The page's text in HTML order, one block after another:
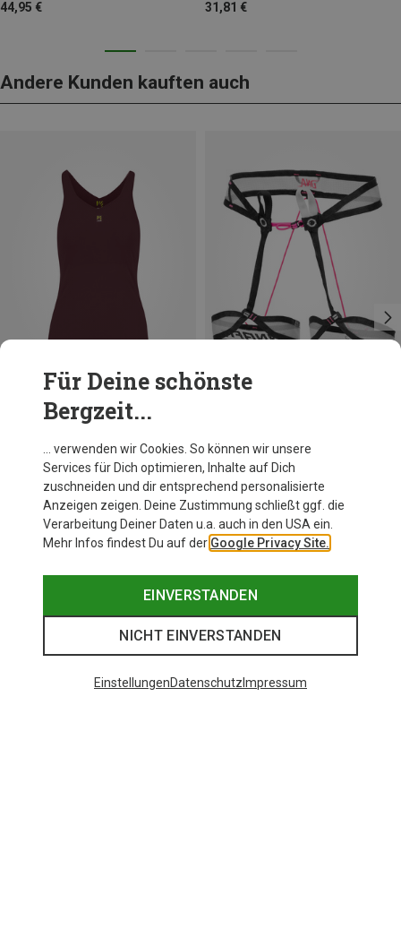
44,95 €
31,81 €
Andere Kunden kauften auch
Du sparst 31%
Für Deine schönste
Bergzeit...
… verwenden wir Cookies. So können wir unsere
Services für Dich optimieren, Inhalte auf Dich
zuschneiden und dir entsprechend personalisierte
Anzeigen zeigen. Deine Zustimmung schließt ggf. die
Verarbeitung Deiner Daten u.a. auch in den USA ein.
Mehr Infos findest Du auf der Google Privacy Site.
EINVERSTANDEN
NICHT EINVERSTANDEN
EinstellungenDatenschutz Impressum